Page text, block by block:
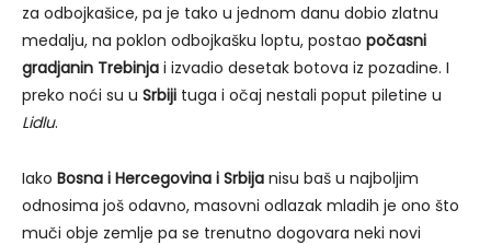
za odbojkašice, pa je tako u jednom danu dobio zlatnu
medalju, na poklon odbojkašku loptu, postao počasni
gradjanin Trebinja i izvadio desetak botova iz pozadine. I
preko noći su u Srbiji tuga i očaj nestali poput piletine u
Lidlu.
Iako Bosna i Hercegovina i Srbija nisu baš u najboljim
odnosima još odavno, masovni odlazak mladih je ono što
muči obje zemlje pa se trenutno dogovara neki novi